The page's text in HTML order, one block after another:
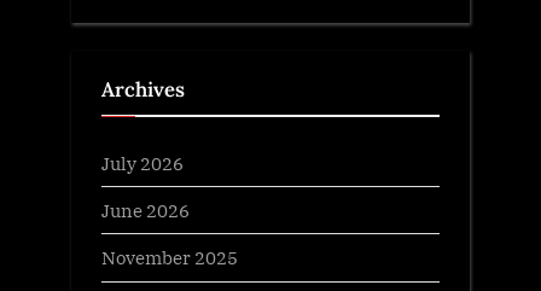
Archives
July 2026
June 2026
November 2025